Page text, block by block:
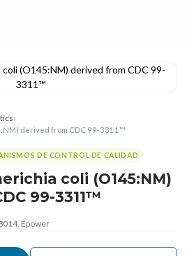
›
derived from CDC 99-3311™
DE CONTROL DE CALIDAD
coli (O145:NM)
99-3311™
Epower